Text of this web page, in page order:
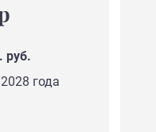
руб.
года